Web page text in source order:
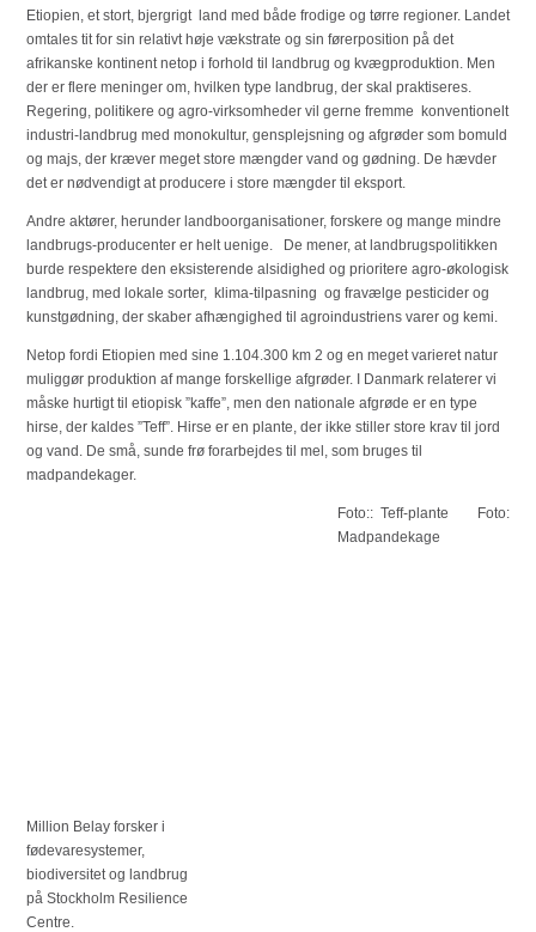
Etiopien, et stort, bjergrigt land med både frodige og tørre regioner. Landet
omtales tit for sin relativt høje vækstrate og sin førerposition på det
afrikanske kontinent netop i forhold til landbrug og kvægproduktion. Men
der er flere meninger om, hvilken type landbrug, der skal praktiseres.
Regering, politikere og agro-virksomheder vil gerne fremme konventionelt
industri-landbrug med monokultur, gensplejsning og afgrøder som bomuld
og majs, der kræver meget store mængder vand og gødning. De hævder
det er nødvendigt at producere i store mængder til eksport.
Andre aktører, herunder landboorganisationer, forskere og mange mindre
landbrugs-producenter er helt uenige. De mener, at landbrugspolitikken
burde respektere den eksisterende alsidighed og prioritere agro-økologisk
landbrug, med lokale sorter, klima-tilpasning og fravælge pesticider og
kunstgødning, der skaber afhængighed til agroindustriens varer og kemi.
Netop fordi Etiopien med sine 1.104.300 km 2 og en meget varieret natur
muliggør produktion af mange forskellige afgrøder. I Danmark relaterer vi
måske hurtigt til etiopisk ”kaffe”, men den nationale afgrøde er en type
hirse, der kaldes ”Teff”. Hirse er en plante, der ikke stiller store krav til jord
og vand. De små, sunde frø forarbejdes til mel, som bruges til
madpandekager.
Foto:: Teff-plante
Foto:
Madpandekage
Million Belay forsker i
fødevaresystemer,
biodiversitet og landbrug
på Stockholm Resilience
Centre.